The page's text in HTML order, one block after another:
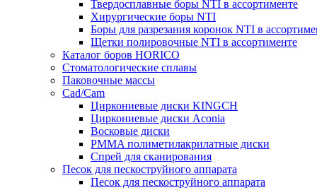
Твердосплавные боры NTI в ассортименте
Хирургические боры NTI
Боры для разрезания коронок NTI в
Щетки полировочные NTI в ассортименте
Каталог боров HORICO
Стоматологические сплавы
Паковочные массы
Сad/Сam
Циркониевые диски KINGCH
Циркониевые диски Aconia
Восковые диски
PMMA полиметилакрилатные диски
Спрей для сканирования
Песок для пескоструйного аппарата
Песок для пескоструйного аппарата